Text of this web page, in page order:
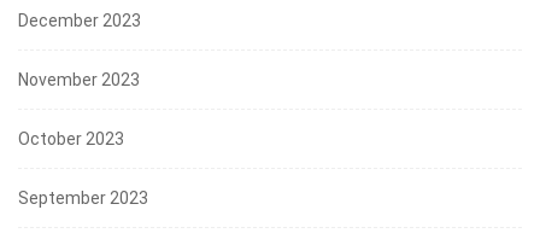
December 2023
November 2023
October 2023
September 2023